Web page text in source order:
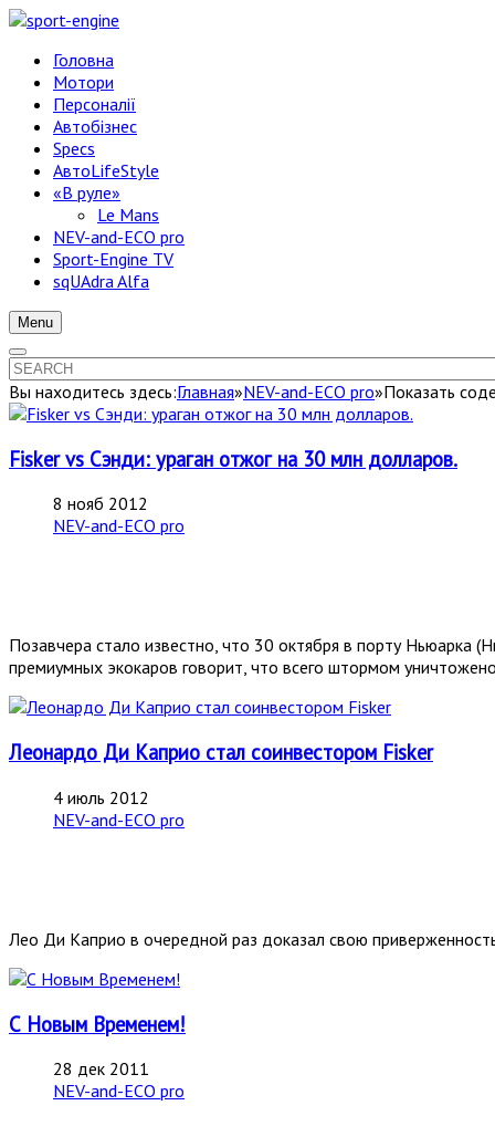
Головна
Мотори
Персоналії
Автобізнес
Specs
АвтоLifeStyle
«В руле»
Le Mans
NEV-and-ECO pro
Sport-Engine TV
sqUAdra Alfa
Menu
Вы находитесь здесь:Главная»NEV-and-ECO pro»Показать
Fisker vs Сэнди: ураган отжог на 30 млн долларов.
8 нояб 2012
NEV-and-ECO pro
Позавчера стало известно, что 30 октября в порту Ньюарка
премиумных экокаров говорит, что всего штормом
Леонардо Ди Каприо стал соинвестором Fisker
4 июль 2012
NEV-and-ECO pro
Лео Ди Каприо в очередной раз доказал свою
С Новым Временем!
28 дек 2011
NEV-and-ECO pro